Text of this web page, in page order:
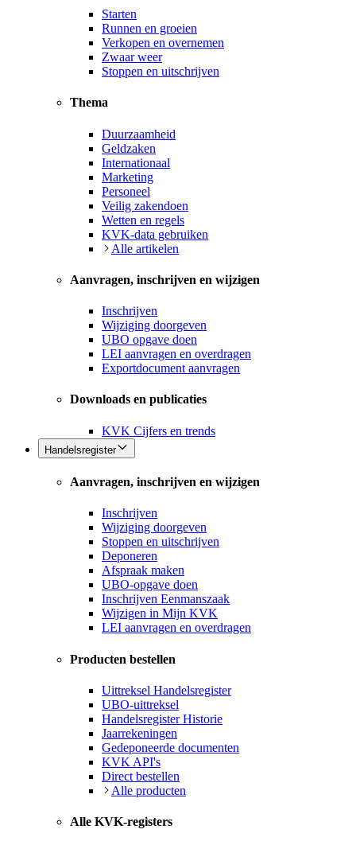
Starten
Runnen en groeien
Verkopen en overnemen
Zwaar weer
Stoppen en uitschrijven
Thema
Duurzaamheid
Geldzaken
Internationaal
Marketing
Personeel
Veilig zakendoen
Wetten en regels
KVK-data gebruiken
Alle artikelen
Aanvragen, inschrijven en wijzigen
Inschrijven
Wijziging doorgeven
UBO opgave doen
LEI aanvragen en overdragen
Exportdocument aanvragen
Downloads en publicaties
KVK Cijfers en trends
Handelsregister
Aanvragen, inschrijven en wijzigen
Inschrijven
Wijziging doorgeven
Stoppen en uitschrijven
Deponeren
Afspraak maken
UBO-opgave doen
Inschrijven Eenmanszaak
Wijzigen in Mijn KVK
LEI aanvragen en overdragen
Producten bestellen
Uittreksel Handelsregister
UBO-uittreksel
Handelsregister Historie
Jaarrekeningen
Gedeponeerde documenten
KVK API's
Direct bestellen
Alle producten
Alle KVK-registers